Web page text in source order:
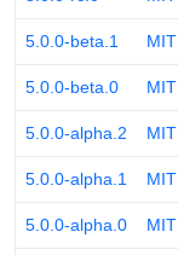
5.0.0-beta.1 MIT
5.0.0-beta.0 MIT
5.0.0-alpha.2 MIT
5.0.0-alpha.1 MIT
5.0.0-alpha.0 MIT